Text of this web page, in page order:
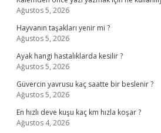
Ağustos 5, 2026
Hayvanın taşakları yenir mi ?
Ağustos 5, 2026
Ayak hangi hastalıklarda kesilir ?
Ağustos 5, 2026
Güvercin yavrusu kaç saatte bir beslenir ?
Ağustos 5, 2026
En hızlı deve kuşu kaç km hızla koşar ?
Ağustos 4, 2026